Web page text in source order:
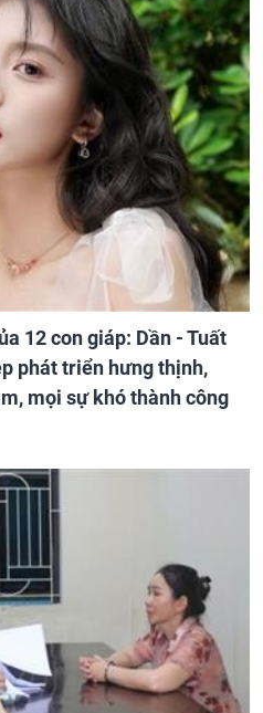
12 con giáp: Dần - Tuất
phát triển hưng thịnh,
mọi sự khó thành công